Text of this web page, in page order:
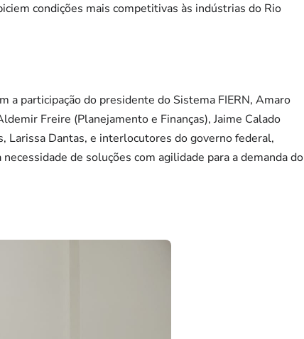
condições mais competitivas às indústrias do Rio
a participação do presidente do Sistema FIERN, Amaro
Freire (Planejamento e Finanças), Jaime Calado
Larissa Dantas, e interlocutores do governo federal,
de soluções com agilidade para a demanda do